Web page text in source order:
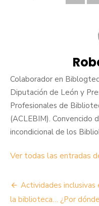
Colaborador en
Diputación de León y
Profesionales de
(ACLEBIM). Convencido
incondicional de los
Ver todas las entradas
Navegación
Actividades inclusivas
la biblioteca… ¿Por dónde